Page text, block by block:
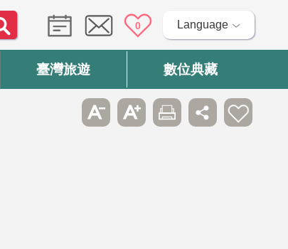
0 Language
臺灣旅遊 數位典藏